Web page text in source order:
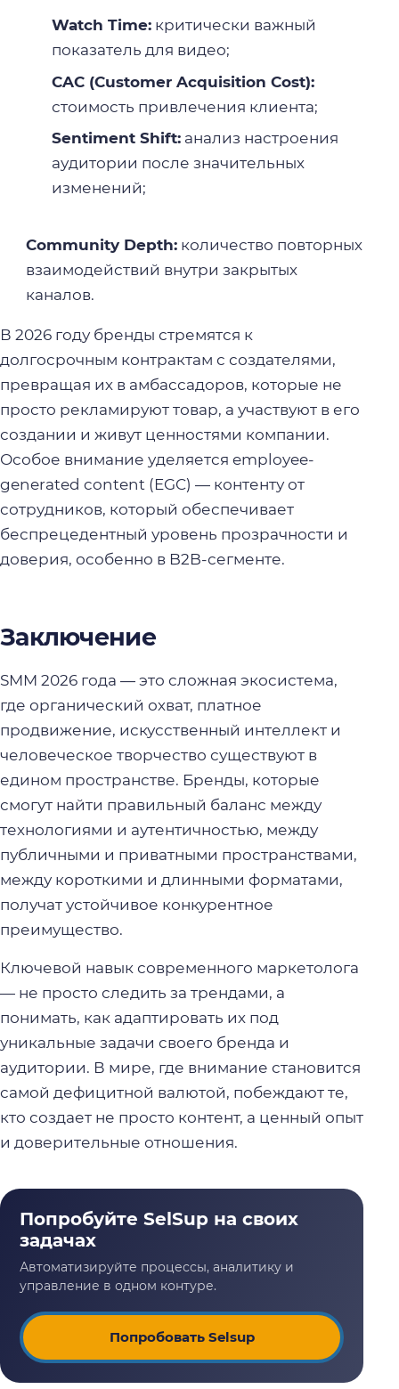
Watch Time:критически важный
показатель для видео;
CAC (Customer Acquisition Cost):
стоимость привлечения клиента;
Sentiment Shift:анализ настроения
аудитории после значительных
изменений;
Community Depth:количество повторных
взаимодействий внутри закрытых
каналов.
В 2026 году бренды стремятся к
долгосрочным контрактам с создателями,
превращая их в амбассадоров, которые не
просто рекламируют товар, а участвуют в его
создании и живут ценностями компании.
Особое внимание уделяется employee-
generated content (EGC) — контенту от
сотрудников, который обеспечивает
беспрецедентный уровень прозрачности и
доверия, особенно в B2B-сегменте.
Заключение
SMM 2026 года — это сложная экосистема,
где органический охват, платное
продвижение, искусственный интеллект и
человеческое творчество существуют в
едином пространстве. Бренды, которые
смогут найти правильный баланс между
технологиями и аутентичностью, между
публичными и приватными пространствами,
между короткими и длинными форматами,
получат устойчивое конкурентное
преимущество.
Ключевой навык современного маркетолога
— не просто следить за трендами, а
понимать, как адаптировать их под
уникальные задачи своего бренда и
аудитории. В мире, где внимание становится
самой дефицитной валютой, побеждают те,
кто создает не просто контент, а ценный опыт
и доверительные отношения.
Попробовать Selsup